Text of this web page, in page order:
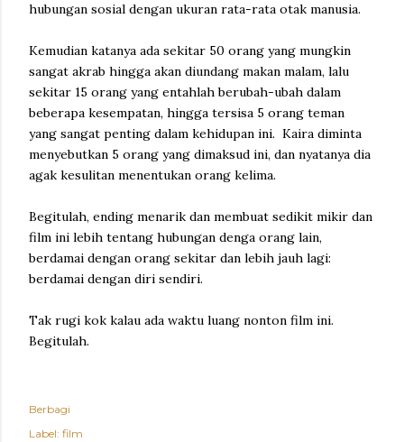
hubungan sosial dengan ukuran rata-rata otak manusia.
Kemudian katanya ada sekitar 50 orang yang mungkin
sangat akrab hingga akan diundang makan malam, lalu
sekitar 15 orang yang entahlah berubah-ubah dalam
beberapa kesempatan, hingga tersisa 5 orang teman
yang sangat penting dalam kehidupan ini. Kaira diminta
menyebutkan 5 orang yang dimaksud ini, dan nyatanya dia
agak kesulitan menentukan orang kelima.
Begitulah, ending menarik dan membuat sedikit mikir dan
film ini lebih tentang hubungan denga orang lain,
berdamai dengan orang sekitar dan lebih jauh lagi:
berdamai dengan diri sendiri.
Tak rugi kok kalau ada waktu luang nonton film ini.
Begitulah.
Berbagi
Label: film